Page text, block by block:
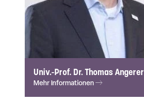
Univ.-Prof. Dr. Thomas Angerer
Mehr Informationen